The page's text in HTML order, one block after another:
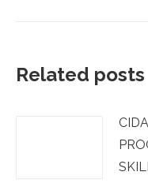
Related posts